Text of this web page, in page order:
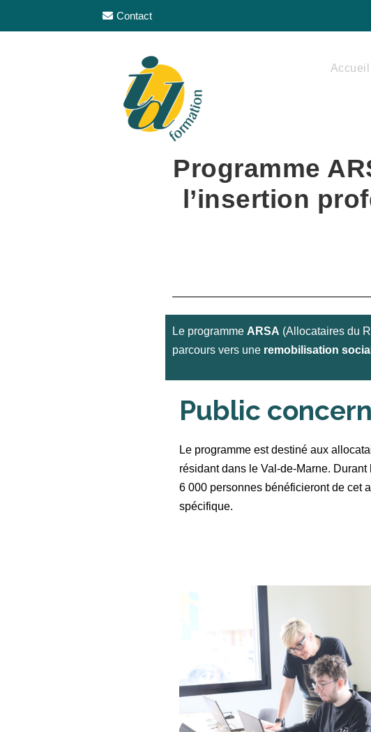
Contact
Accueil
Programme
l’insertion
Le programme ARSA (Allocataires du
parcours vers une remobilisation
Public
Le programme est destiné aux
résidant dans le Val-de-Marne. Durant
6 000 personnes bénéficieront de cet
spécifique.